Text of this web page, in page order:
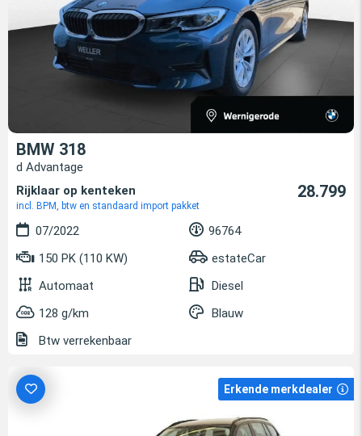
BMW 318
d Advantage
Rijklaar op kenteken
incl. BPM, btw en standaard import pakket
28.799
07/2022
96764
150 PK (110 KW)
estateCar
Automaat
Diesel
128 g/km
Blauw
Btw verrekenbaar
Erkende merkdealer